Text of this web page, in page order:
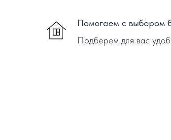
Помогаем с выбором
Подберем для вас